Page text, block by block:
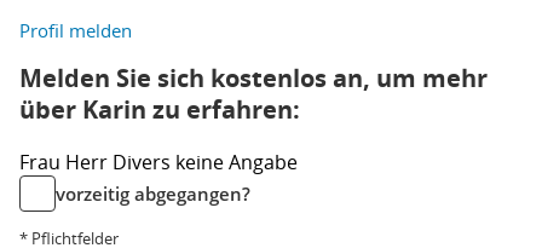
Profil melden
Melden Sie sich kostenlos an, um mehr
über Karin zu erfahren:
Frau Herr Divers keine Angabe
vorzeitig abgegangen?
* Pflichtfelder